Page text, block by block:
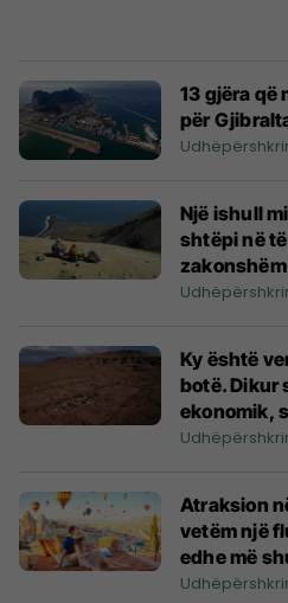
13 gjëra që
për
Një ishull
shtëpi në
Ky është
botë. Dikur
ekonomik,
fantazmë”
Atraksion
vetëm një
edhe më